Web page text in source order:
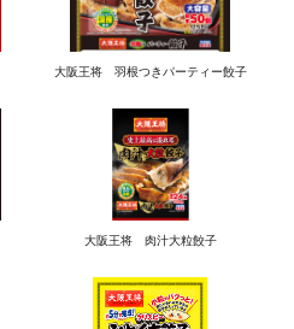
大阪王将 羽根つきパーティー餃子
大阪王将 肉汁大粒餃子